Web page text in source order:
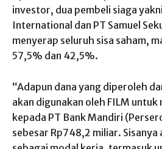
investor, dua pembeli siaga
International dan PT Samuel
menyerap seluruh sisa saham,
57,5% dan 42,5%.
“Adapun dana yang diperoleh
akan digunakan oleh FILM untuk
kepada PT Bank Mandiri
sebesar Rp748,2 miliar. Sisanya